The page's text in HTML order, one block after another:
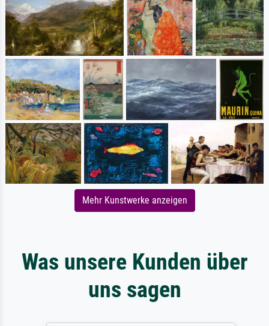
Mehr Kunstwerke anzeigen
Was unsere Kunden über
uns sagen